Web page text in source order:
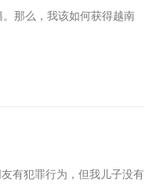
那么，我该如何获得越南
有犯罪行为，但我儿子没有